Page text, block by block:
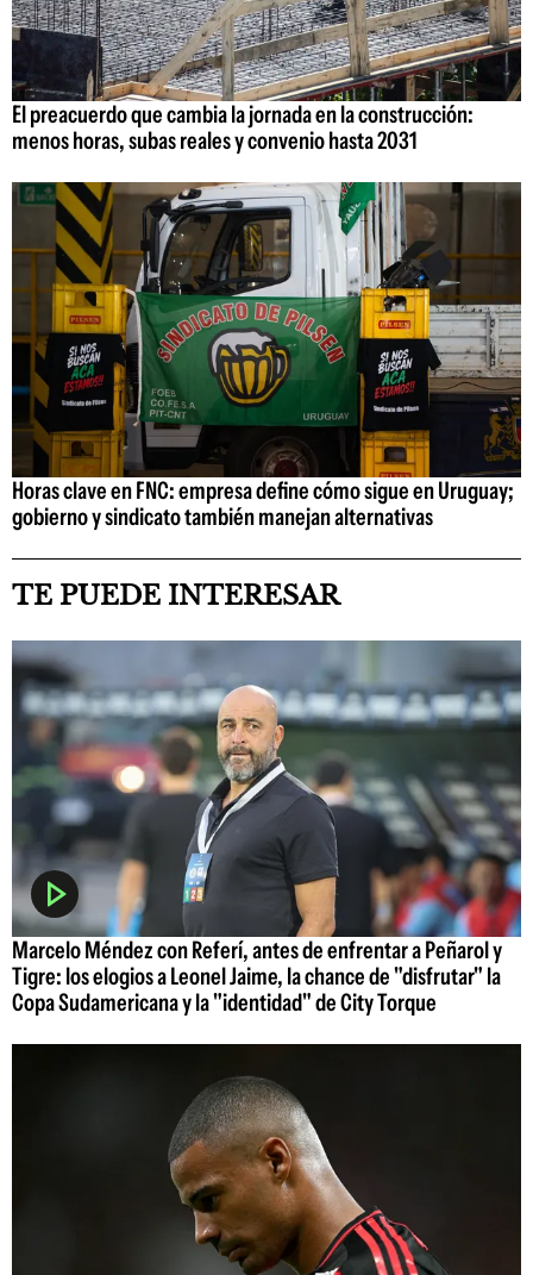
El preacuerdo que cambia la jornada en la construcción:
menos horas, subas reales y convenio hasta 2031
Horas clave en FNC: empresa define cómo sigue en Uruguay;
gobierno y sindicato también manejan alternativas
TE PUEDE INTERESAR
Marcelo Méndez con Referí, antes de enfrentar a Peñarol y
Tigre: los elogios a Leonel Jaime, la chance de "disfrutar" la
Copa Sudamericana y la "identidad" de City Torque